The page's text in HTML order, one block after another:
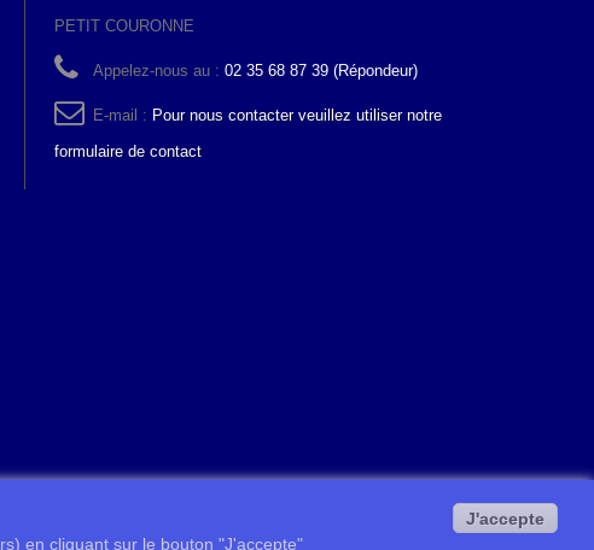
PETIT COURONNE
Appelez-nous au : 02 35 68 87 39 (Répondeur)
E-mail : Pour nous contacter veuillez utiliser notre
formulaire de contact
en cliquant sur le bouton "J'accepte"
J'accepte